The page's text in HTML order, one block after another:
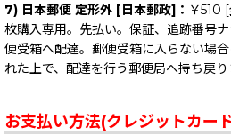
7) 日本郵便 定形外 [日本郵政]： ￥510
枚購入専用。先払い。保証、追跡番号
便受箱へ配達。郵便受箱に入らない場
れた上で、配達を行う郵便局へ持ち戻り
お支払い方法(クレジットカー